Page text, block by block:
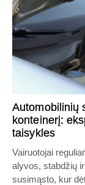
Automobilinių
konteinerį:
taisykles
Vairuotojai
alyvos, stabdžių
susimąsto, kur